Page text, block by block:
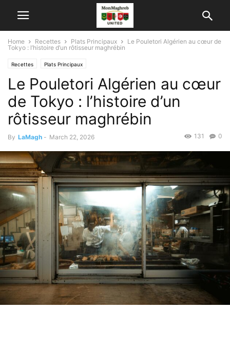
Home Recettes Plats Principaux
Le Pouletori Algérien au cœur de
Tokyo : l’histoire d’un rôtisseur maghrébin
Recettes Plats Principaux
Le Pouletori Algérien au cœur
de Tokyo : l’histoire d’un
rôtisseur maghrébin
By LaMagh - March 22, 2026 0
131